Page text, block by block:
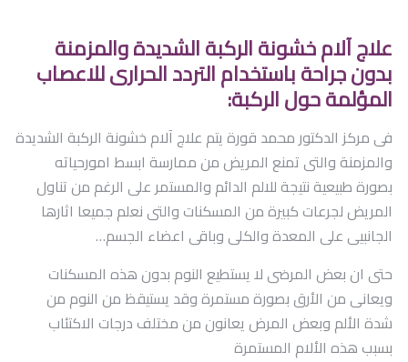
التمارين
تواصل معنا
علاج آلام خشونة الركبة الشديدة والمزمنة
بدون جراحة باستخدام التردد الحرارى للاعصاب
المؤلمة حول الركبة:
فى مركز الدكتور محمد قورة يتم علاج آلام خشونة الركبة الشديدة
والمزمنة والتى تمنع المريض من ممارسة ابسط امورحياته
بصورة طبيعية نتيجة للالم الدائم والمستمر على الرغم من تناول
المريض لجرعات كبيرة من المسكنات والتى نعلم جميعا اثارها
الجانبيى على المعدة والكلى وباقى اعضاء الجسم…
حتى ان بعض المرضى لا يستطيع النوم بدون هذه المسكنات
ويعانى من الأرق بصورة مستمرة وقد يستيقظ من النوم من
شدة الألم وبعض المرض يعانون من مختلف درجات الاكتئاب
بسبب هذه الألام المستمرة